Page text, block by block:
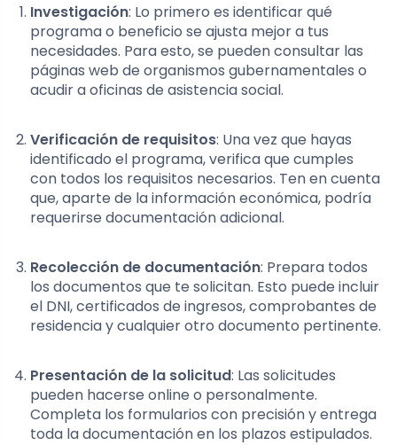
Investigación: Lo primero es identificar qué
programa o beneficio se ajusta mejor a tus
necesidades. Para esto, se pueden consultar las
páginas web de organismos gubernamentales o
acudir a oficinas de asistencia social.
Verificación de requisitos: Una vez que hayas
identificado el programa, verifica que cumples
con todos los requisitos necesarios. Ten en cuenta
que, aparte de la información económica, podría
requerirse documentación adicional.
Recolección de documentación: Prepara todos
los documentos que te solicitan. Esto puede incluir
el DNI, certificados de ingresos, comprobantes de
residencia y cualquier otro documento pertinente.
Presentación de la solicitud: Las solicitudes
pueden hacerse online o personalmente.
Completa los formularios con precisión y entrega
toda la documentación en los plazos estipulados.